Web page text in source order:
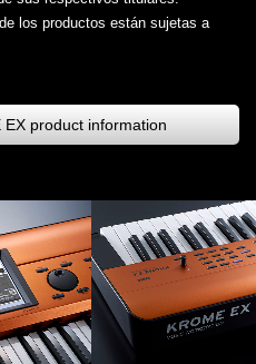
los productos están sujetas a
product information